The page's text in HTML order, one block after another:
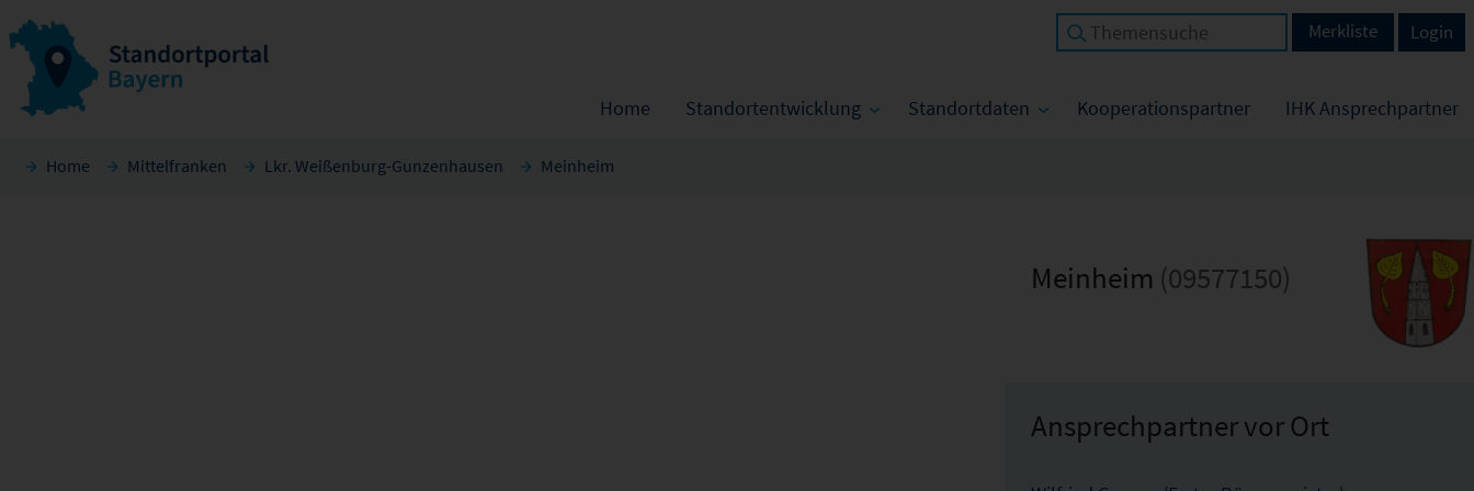
Home Standortentwicklung Standortdaten Kooperationspartner IHK Ansprechpartner
Login
Merkliste
Home Mittelfranken Lkr. Weißenburg-Gunzenhausen Meinheim
Meinheim (09577150)
Ansprechpartner vor Ort